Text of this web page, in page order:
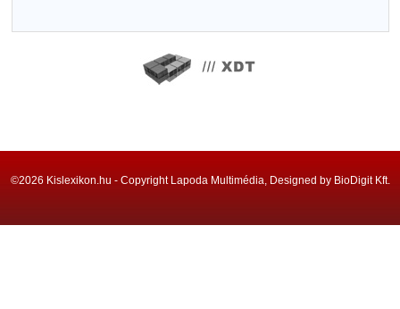
©2026 Kislexikon.hu - Copyright Lapoda Multimédia, Designed by BioDigit Kft.